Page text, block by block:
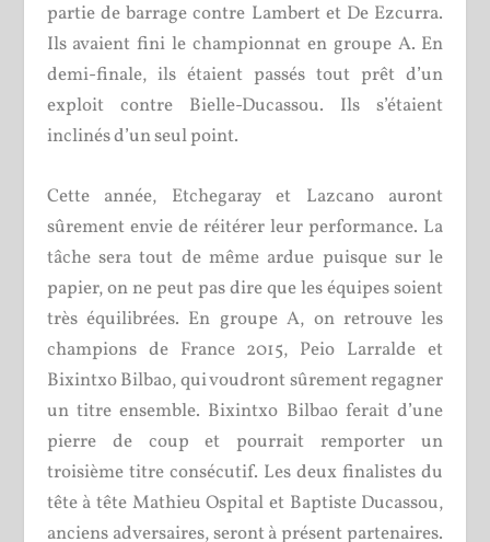
partie de barrage contre Lambert et De Ezcurra.
Ils avaient fini le championnat en groupe A. En
demi-finale, ils étaient passés tout prêt d’un
exploit contre Bielle-Ducassou. Ils s’étaient
inclinés d’un seul point.
Cette année, Etchegaray et Lazcano auront
sûrement envie de réitérer leur performance. La
tâche sera tout de même ardue puisque sur le
papier, on ne peut pas dire que les équipes soient
très équilibrées. En groupe A, on retrouve les
champions de France 2015, Peio Larralde et
Bixintxo Bilbao, qui voudront sûrement regagner
un titre ensemble. Bixintxo Bilbao ferait d’une
pierre de coup et pourrait remporter un
troisième titre consécutif. Les deux finalistes du
tête à tête Mathieu Ospital et Baptiste Ducassou,
anciens adversaires, seront à présent partenaires.